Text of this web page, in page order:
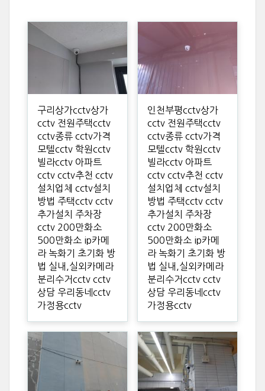
구리상가cctv상가
cctv 전원주택cctv
cctv종류 cctv가격
모텔cctv 학원cctv
빌라cctv 아파트
cctv cctv추천 cctv
설치업체 cctv설치
방법 주택cctv cctv
추가설치 주차장
cctv 200만화소
500만화소 ip카메
라 녹화기 초기화 방
법 실내,실외카메라
분리수거cctv cctv
상담 우리동네cctv
가정용cctv
인천부평cctv상가
cctv 전원주택cctv
cctv종류 cctv가격
모텔cctv 학원cctv
빌라cctv 아파트
cctv cctv추천 cctv
설치업체 cctv설치
방법 주택cctv cctv
추가설치 주차장
cctv 200만화소
500만화소 ip카메
라 녹화기 초기화 방
법 실내,실외카메라
분리수거cctv cctv
상담 우리동네cctv
가정용cctv